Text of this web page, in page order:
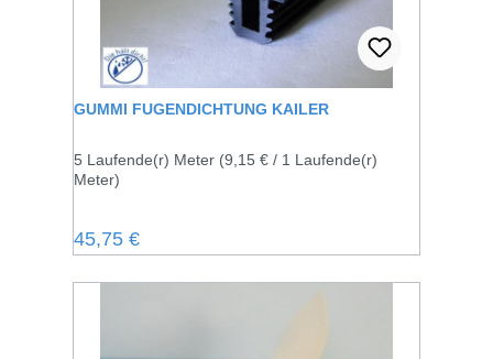
GUMMI FUGENDICHTUNG KAILER
5 Laufende(r) Meter (9,15 € / 1 Laufende(r)
Meter)
Regulärer Preis:
45,75 €